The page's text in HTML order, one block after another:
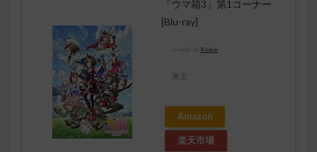
『ウマ箱3』第1コーナー
[Blu-ray]
created by Rinker
東宝
Amazon
楽天市場